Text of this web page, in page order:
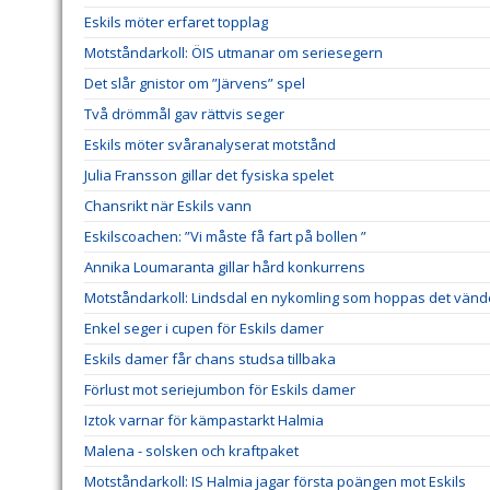
Eskils möter erfaret topplag
Motståndarkoll: ÖIS utmanar om seriesegern
Det slår gnistor om ”Järvens” spel
Två drömmål gav rättvis seger
Eskils möter svåranalyserat motstånd
Julia Fransson gillar det fysiska spelet
Chansrikt när Eskils vann
Eskilscoachen: ”Vi måste få fart på bollen ”
Annika Loumaranta gillar hård konkurrens
Motståndarkoll: Lindsdal en nykomling som hoppas det
Enkel seger i cupen för Eskils damer
Eskils damer får chans studsa tillbaka
Förlust mot seriejumbon för Eskils damer
Iztok varnar för kämpastarkt Halmia
Malena - solsken och kraftpaket
Motståndarkoll: IS Halmia jagar första poängen mot Eskils